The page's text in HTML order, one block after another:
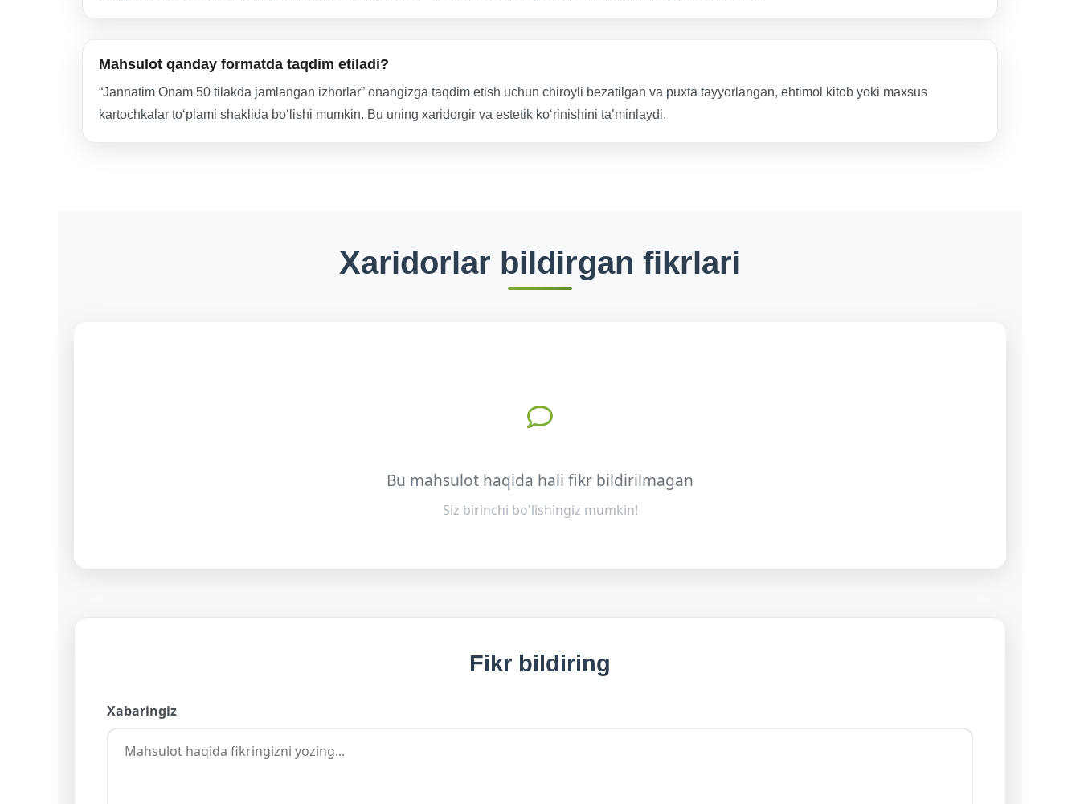
Mahsulot qanday formatda taqdim etiladi?
“Jannatim Onam 50 tilakda jamlangan izhorlar” onangizga taqdim etish uchun chiroyli bezatilgan va puxta tayyorlangan, ehtimol kitob yoki maxsus
kartochkalar to‘plami shaklida bo‘lishi mumkin. Bu uning xaridorgir va estetik ko‘rinishini ta’minlaydi.
Xaridorlar bildirgan fikrlari
Bu mahsulot haqida hali fikr bildirilmagan
Siz birinchi bo'lishingiz mumkin!
Fikr bildiring
Xabaringiz